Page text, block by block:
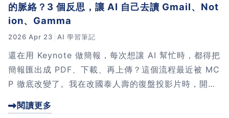
的脈絡？3 個反思，讓 AI 自己去讀 Gmail、Not
ion、Gamma
2026 Apr 23 AI 學習筆記
還在用 Keynote 做簡報，每次想讓 AI 幫忙時，都得把
簡報匯出成 PDF、下載、再上傳？這個流程最近被 MC
P 徹底改變了。我在改國泰人壽的復盤投影片時，開始
讓 AI 自己去拿脈絡。這篇文章會分享 3 個實作反思，
閱讀更多